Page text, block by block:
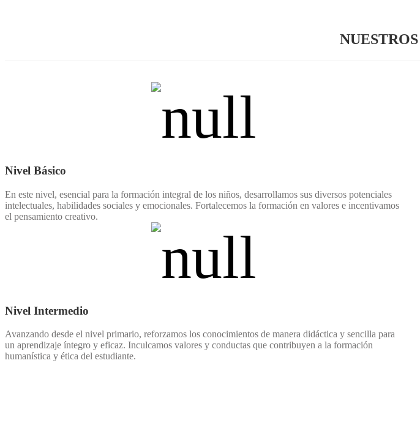
NUESTROS
Nivel Básico
En este nivel, esencial para la formación integral de los niños, desarrollamos sus diversos potenciales
intelectuales, habilidades sociales y emocionales. Fortalecemos la formación en valores e incentivamos
el pensamiento creativo.
Nivel Intermedio
Avanzando desde el nivel primario, reforzamos los conocimientos de manera didáctica y sencilla para
un aprendizaje íntegro y eficaz. Inculcamos valores y conductas que contribuyen a la formación
humanística y ética del estudiante.